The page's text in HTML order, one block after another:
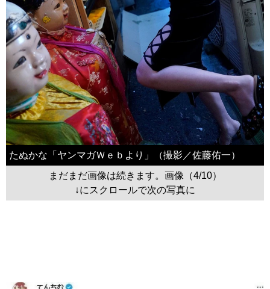
たぬかな「ヤンマガＷｅｂより」（撮影／佐藤佑一）
まだまだ画像は続きます。画像（4/10）
↓にスクロールで次の写真に